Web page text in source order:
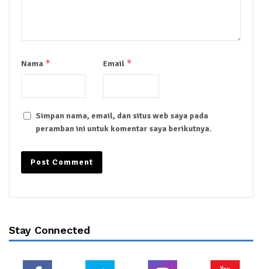
Nama * Email *
Simpan nama, email, dan situs web saya pada
peramban ini untuk komentar saya berikutnya.
Stay Connected